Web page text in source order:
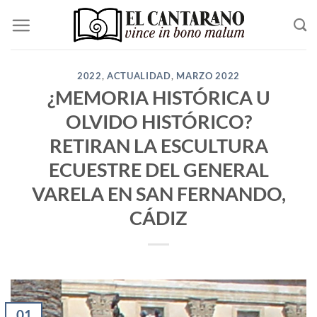
contenido
2022,ACTUALIDAD, MARZO 2022
¿MEMORIA HISTÓRICA U
OLVIDO HISTÓRICO?
RETIRAN LA ESCULTURA
ECUESTRE DEL GENERAL
VARELA EN SAN FERNANDO,
CÁDIZ